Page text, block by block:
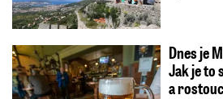
Dnes je
Jak je to
a